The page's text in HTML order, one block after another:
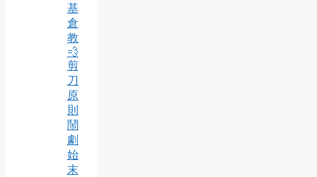
基
倉
教
💨
剪
刀
原
則
鬧
劇
始
末